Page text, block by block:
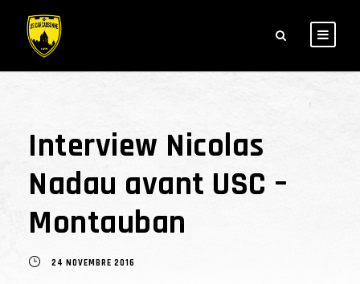
Interview Nicolas
Nadau avant USC –
Montauban
24 NOVEMBRE 2016